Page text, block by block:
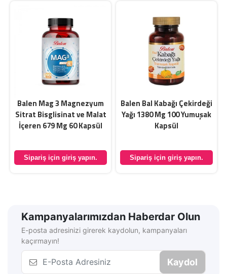
Balen Mag 3 Magnezyum
Sitrat Bisglisinat ve Malat
İçeren 679 Mg 60 Kapsül
Sipariş için giriş yapın.
Balen Bal Kabağı Çekirdeği
Yağı 1380 Mg 100 Yumuşak
Kapsül
Sipariş için giriş yapın.
Kampanyalarımızdan Haberdar Olun
E-posta adresinizi girerek kaydolun, kampanyaları
kaçırmayın!
Kaydol